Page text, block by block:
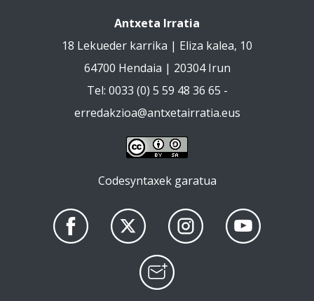
Antxeta Irratia
18 Lekueder karrika | Eliza kalea, 10
64700 Hendaia | 20304 Irun
Tel: 0033 (0) 5 59 48 36 65 -
erredakzioa@antxetairratia.eus
Codesyntaxek garatua